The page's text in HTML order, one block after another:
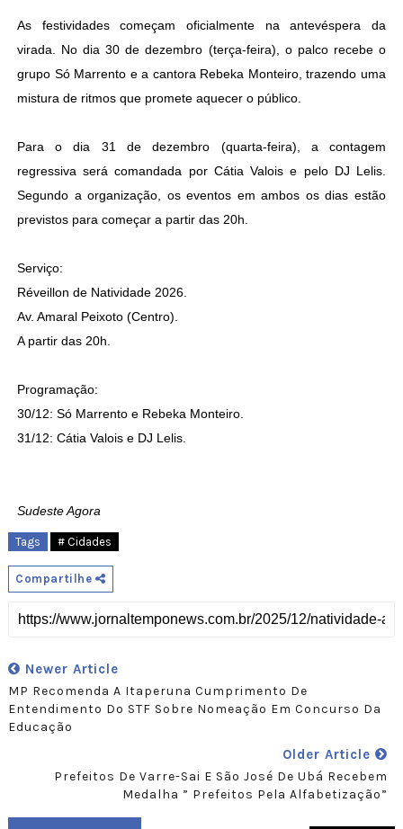
As festividades começam oficialmente na antevéspera da
virada. No dia 30 de dezembro (terça-feira), o palco recebe o
grupo Só Marrento e a cantora Rebeka Monteiro, trazendo uma
mistura de ritmos que promete aquecer o público.
Para o dia 31 de dezembro (quarta-feira), a contagem
regressiva será comandada por Cátia Valois e pelo DJ Lelis.
Segundo a organização, os eventos em ambos os dias estão
previstos para começar a partir das 20h.
Serviço:
Réveillon de Natividade 2026.
Av. Amaral Peixoto (Centro).
A partir das 20h.
Programação:
30/12: Só Marrento e Rebeka Monteiro.
31/12: Cátia Valois e DJ Lelis.
Sudeste Agora
Tags # Cidades
Compartilhe
Newer Article
MP Recomenda A Itaperuna Cumprimento De
Entendimento Do STF Sobre Nomeação Em Concurso Da
Educação
Older Article
Prefeitos De Varre-Sai E São José De Ubá Recebem
Medalha ” Prefeitos Pela Alfabetização”